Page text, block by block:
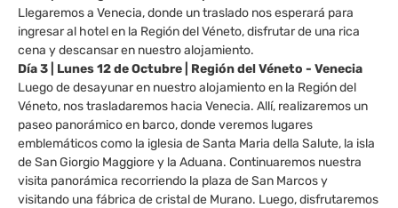
Llegaremos a Venecia, donde un traslado nos esperará para
ingresar al hotel en la Región del Véneto, disfrutar de una rica
cena y descansar en nuestro alojamiento.
Día 3 | Lunes 12 de Octubre | Región del Véneto - Venecia
Luego de desayunar en nuestro alojamiento en la Región del
Véneto, nos trasladaremos hacia Venecia. Allí, realizaremos un
paseo panorámico en barco, donde veremos lugares
emblemáticos como la iglesia de Santa Maria della Salute, la isla
de San Giorgio Maggiore y la Aduana. Continuaremos nuestra
visita panorámica recorriendo la plaza de San Marcos y
visitando una fábrica de cristal de Murano. Luego, disfrutaremos